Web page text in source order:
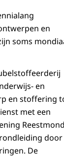
en
soms
en
en stoffering
met een
door
De